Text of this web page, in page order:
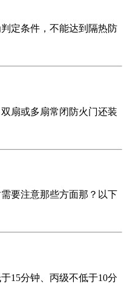
定条件，不能达到隔热防
扇或多扇常闭防火门还装
要注意那些方面那？以下
15分钟、丙级不低于10分